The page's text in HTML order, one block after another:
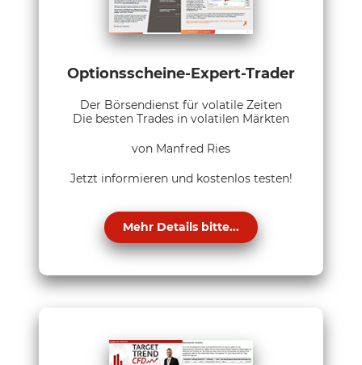
Optionsscheine-Expert-Trader
Der Börsendienst für volatile Zeiten
Die besten Trades in volatilen Märkten
von Manfred Ries
Jetzt informieren und kostenlos testen!
Mehr Details bitte...